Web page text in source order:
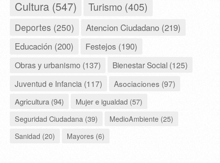
Cultura (547) Turismo (405)
Deportes (250) Atencion Ciudadano (219)
Educación (200) Festejos (190)
Obras y urbanismo (137)
Bienestar Social (125)
Juventud e Infancia (117)
Asociaciones (97)
Agricultura (94)
Mujer e igualdad (57)
Seguridad Ciudadana (39)
MedioAmbiente (25)
Sanidad (20)
Mayores (6)